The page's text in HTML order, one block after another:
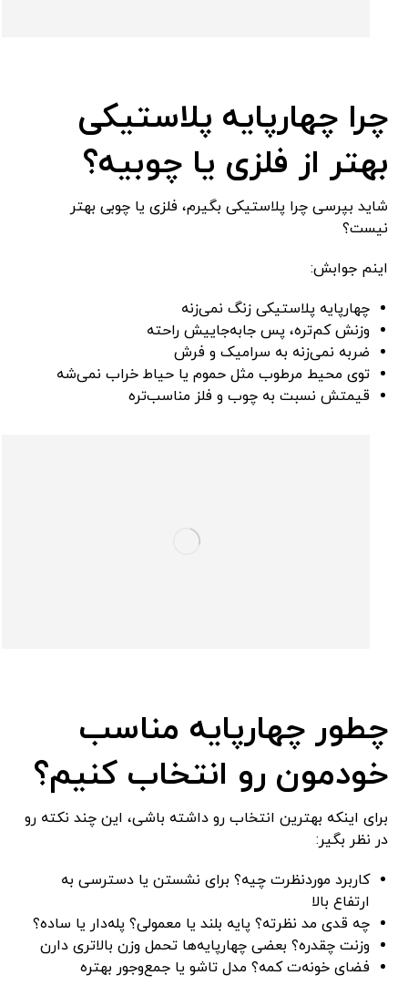
چرا چهارپایه پلاستیکی
بهتر از فلزی یا چوبیه؟
شاید بپرسی چرا پلاستیکی بگیرم، فلزی یا چوبی بهتر
نیست؟
اینم جوابش:
چهارپایه پلاستیکی زنگ نمی‌زنه
وزنش کم‌تره، پس جابه‌جاییش راحته
ضربه نمی‌زنه به سرامیک و فرش
توی محیط مرطوب مثل حموم یا حیاط خراب نمی‌شه
قیمتش نسبت به چوب و فلز مناسب‌تره
چطور چهارپایه مناسب
خودمون رو انتخاب کنیم؟
برای اینکه بهترین انتخاب رو داشته باشی، این چند نکته رو
در نظر بگیر:
کاربرد موردنظرت چیه؟ برای نشستن یا دسترسی به
ارتفاع بالا
چه قدی مد نظرته؟ پایه بلند یا معمولی؟ پله‌دار یا ساده؟
وزنت چقدره؟ بعضی چهارپایه‌ها تحمل وزن بالاتری دارن
فضای خونه‌ت کمه؟ مدل تاشو یا جمع‌وجور بهتره